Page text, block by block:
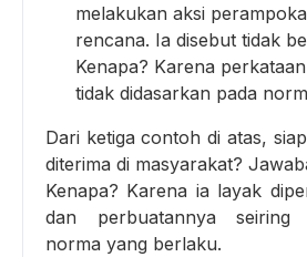
melakukan aksi
rencana. Ia disebut tidak
Kenapa? Karena
tidak didasarkan pada
Dari ketiga contoh di atas,
diterima di masyarakat?
Kenapa? Karena ia layak
dan perbuatannya seiring
norma yang berlaku.